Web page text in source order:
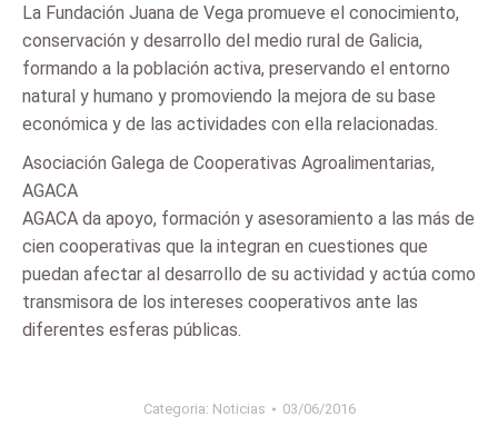
La Fundación Juana de Vega promueve el conocimiento,
conservación y desarrollo del medio rural de Galicia,
formando a la población activa, preservando el entorno
natural y humano y promoviendo la mejora de su base
económica y de las actividades con ella relacionadas.
Asociación Galega de Cooperativas Agroalimentarias,
AGACA
AGACA da apoyo, formación y asesoramiento a las más de
cien cooperativas que la integran en cuestiones que
puedan afectar al desarrollo de su actividad y actúa como
transmisora de los intereses cooperativos ante las
diferentes esferas públicas.
Categoria: Noticias 03/06/2016